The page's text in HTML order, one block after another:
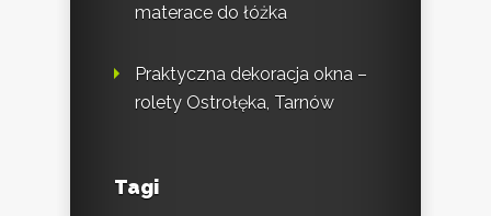
materace do łóżka
Praktyczna dekoracja okna –
rolety Ostrołęka, Tarnów
Tagi